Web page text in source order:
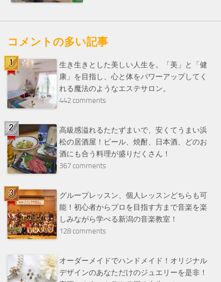
コメントの多い記事
生き生きとした美しい人生を。「美」と「健
康」を目指し、心と体をパワーアップしてく
れる魔法のようなエステサロン。
442 comments
高級感溢れるたたずまいで、安くてうまい浜
松の居酒屋！ビール、焼酎、日本酒、どのお
酒にも合う料理が盛りだくさん！
367 comments
グループレッスン、個人レッスンどちらも可
能！初心者からプロを目指す方まで音楽を楽
しみながら学べる新潟の音楽教室！
128 comments
オーダーメイドでハンドメイド！オリジナル
デザインのあなただけのジュエリーを是非！